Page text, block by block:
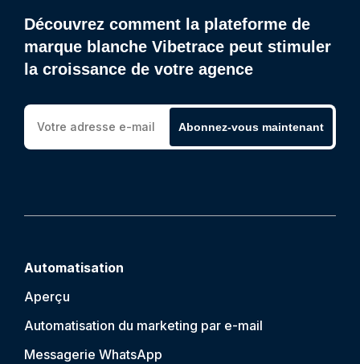
Découvrez comment la plateforme de
marque blanche Vibetrace peut stimuler
la croissance de votre agence
Abonnez-vous maintenant
Automatisation
Aperçu
Automatisation du marketing par e-mail
Messagerie WhatsApp